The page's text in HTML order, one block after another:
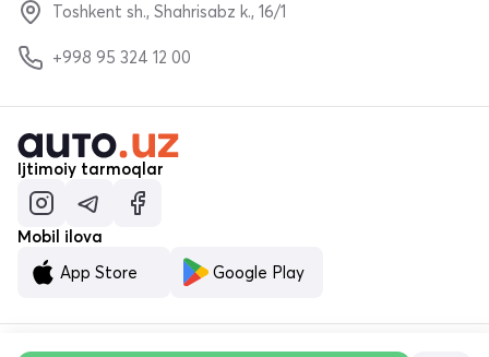
Toshkent sh., Shahrisabz k., 16/1
+998 95 324 12 00
Ijtimoiy tarmoqlar
Mobil ilova
App Store
Google Play